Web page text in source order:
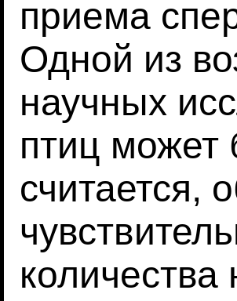
приема
Одной из
научных
птиц может
считается,